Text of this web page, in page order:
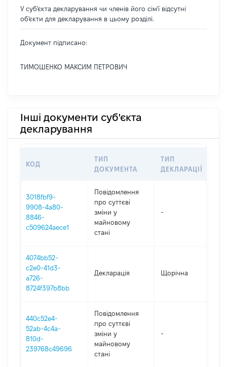
У суб'єкта декларування чи членів його сім'ї відсутні
об'єкти для декларування в цьому розділі.
Документ підписано:
ТИМОШЕНКО МАКСИМ ПЕТРОВИЧ
Інші документи суб'єкта
декларування
КОД
ТИП
ДОКУМЕНТА
ТИП
ДЕКЛАРАЦІЇ
3018fbf9-
9908-4a80-
8846-
c509624aece1
Повідомлення
про суттєві
зміни y
майновому
стані
-
4074bb52-
c2e0-41d3-
a726-
8724f397b8bb
Декларація Щорічна
440c52e4-
52ab-4c4a-
810d-
239768c49696
Повідомлення
про суттєві
зміни y
майновому
стані
-